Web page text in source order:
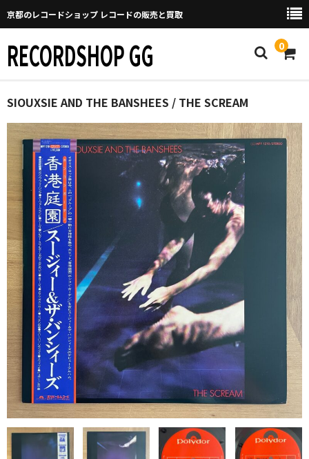
京都のレコードショップ レコードの販売と買取
RECORDSHOP GG 0
Home
マイページ
GGについて
買取について
取り置きなどについて
Categories
New Arrivals
新譜
GG RECORD （当店のレーベル）
全商品
JAZZ-US
BLUE NOTE
JAZZ-EU
SIOUXSIE AND THE BANSHEES / THE SCREAM